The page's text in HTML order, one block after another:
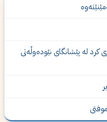
لە پێشانگای نێودەوڵەتی